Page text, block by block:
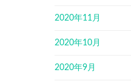
2020年11月
2020年10月
2020年9月